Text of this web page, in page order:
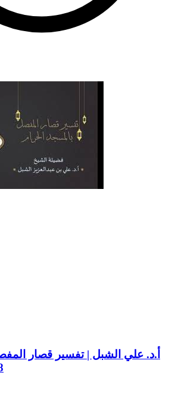
أ.د. علي الشبل | تفسير قصار